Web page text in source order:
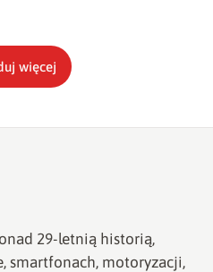
więcej
29-letnią historią,
smartfonach, motoryzacji,